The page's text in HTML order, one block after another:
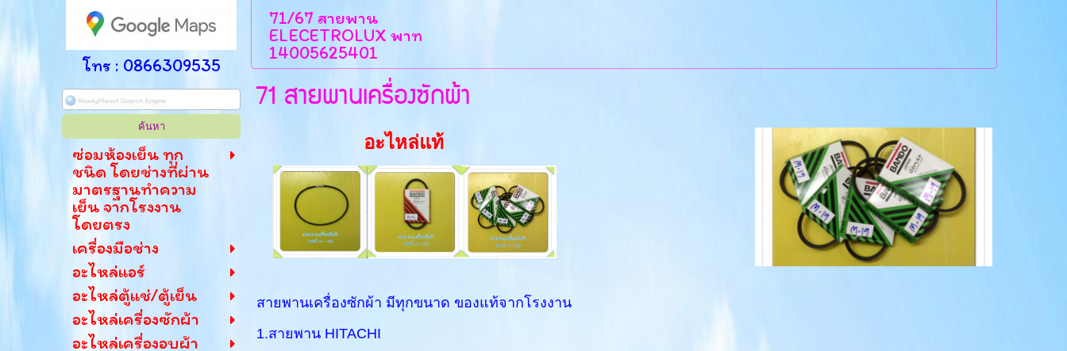
โทร : 0866309535
ซ่อมห้องเย็น ทุก
ชนิด โดยช่างที่ผ่าน
มาตรฐานทำความ
เย็น จากโรงงาน
โดยตรง
เครื่องมือช่าง
อะไหล่แอร์
อะไหล่ตู้แช่/ตู้เย็น
อะไหล่เครื่องซักผ้า
อะไหล่เครื่องอบผ้า
71/67 สายพาน
ELECETROLUX พาท
14005625401
71 สายพานเครื่องซักผ้า
อะไหล่แท้
สายพานเครื่องซักผ้า มีทุกขนาด ของแท้จากโรงงาน
1.สายพาน HITACHI